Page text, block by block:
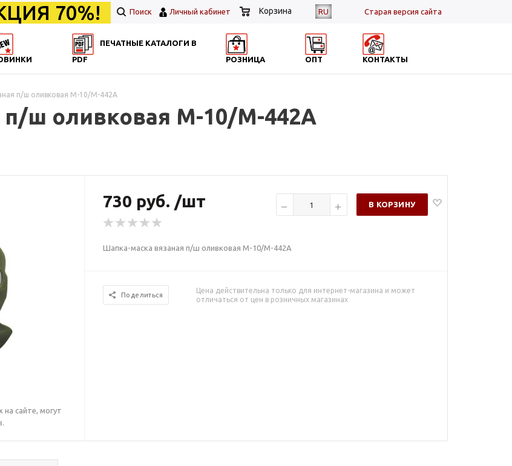
RU Cтарая версия сайта
70%! Поиск Личный кабинет Корзина
ПЕЧАТНЫЕ КАТАЛОГИ В
PDF
РОЗНИЦА ОПТ КОНТАКТЫ
п/ш оливковая М-10/М-442А
п/ш оливковая М-10/М-442А
сайте, могут
730 руб. /шт В КОРЗИНУ
Шапка-маска вязаная п/ш оливковая М-10/М-442А
Поделиться
Цена действительна только для интернет-магазина и может
отличаться от цен в розничных магазинах